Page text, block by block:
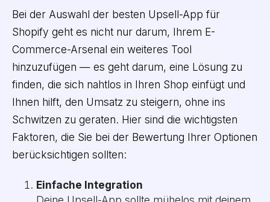
Bei der Auswahl der besten Upsell-App für
Shopify geht es nicht nur darum, Ihrem E-
Commerce-Arsenal ein weiteres Tool
hinzuzufügen — es geht darum, eine Lösung zu
finden, die sich nahtlos in Ihren Shop einfügt und
Ihnen hilft, den Umsatz zu steigern, ohne ins
Schwitzen zu geraten. Hier sind die wichtigsten
Faktoren, die Sie bei der Bewertung Ihrer Optionen
berücksichtigen sollten:
Einfache Integration